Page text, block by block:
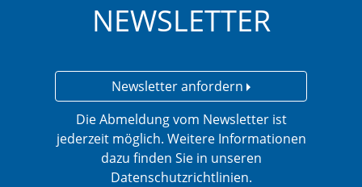
NEWSLETTER
Newsletter anfordern
Die Abmeldung vom Newsletter ist
jederzeit möglich. Weitere Informationen
dazu finden Sie in unseren
Datenschutzrichtlinien.